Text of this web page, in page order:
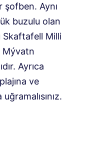
şofben. Aynı
buzulu olan
Skaftafell Milli
Mývatn
Ayrıca
ve